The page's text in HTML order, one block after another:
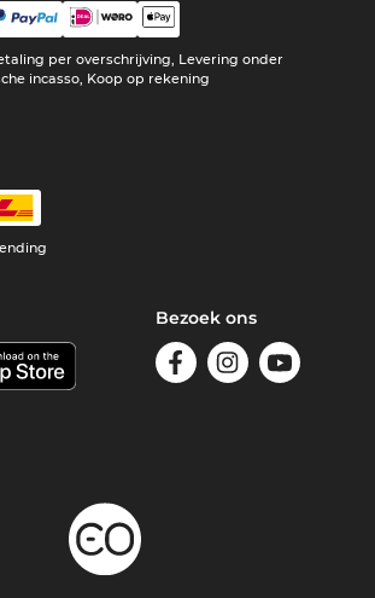
per overschrijving, Levering onder
incasso, Koop op rekening
Bezoek ons